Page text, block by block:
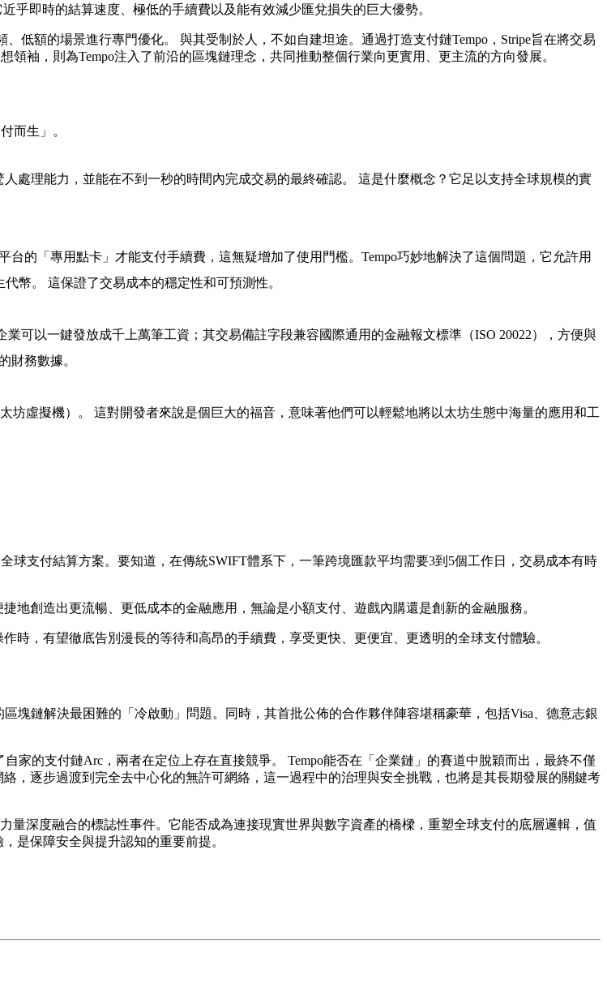
乎即時的結算速度、極低的手續費以及能有效減少匯兌損失的巨大優勢。
低額的場景進行專門優化。 與其受制於人，不如自建坦途。通過打造支付鏈Tempo，Stripe旨在將交易
袖，則為Tempo注入了前沿的區塊鏈理念，共同推動整個行業向更實用、更主流的方向發展。
而生」。
人處理能力，並能在不到一秒的時間內完成交易的最終確認。 這是什麼概念？它足以支持全球規模的實
台的「專用點卡」才能支付手續費，這無疑增加了使用門檻。Tempo巧妙地解決了這個問題，它允許用
幣。 這保證了交易成本的穩定性和可預測性。
業可以一鍵發放成千上萬筆工資；其交易備註字段兼容國際通用的金融報文標準（ISO 20022），方便與
財務數據。
坊虛擬機）。 這對開發者來說是個巨大的福音，意味著他們可以輕鬆地將以太坊生態中海量的應用和工
球支付結算方案。要知道，在傳統SWIFT體系下，一筆跨境匯款平均需要3到5個工作日，交易成本有時
地創造出更流暢、更低成本的金融應用，無論是小額支付、遊戲內購還是創新的金融服務。
，有望徹底告別漫長的等待和高昂的手續費，享受更快、更便宜、更透明的全球支付體驗。
塊鏈解決最困難的「冷啟動」問題。同時，其首批公佈的合作夥伴陣容堪稱豪華，包括Visa、德意志銀
家的支付鏈Arc，兩者在定位上存在直接競爭。 Tempo能否在「企業鏈」的賽道中脫穎而出，最終不僅
，逐步過渡到完全去中心化的無許可網絡，這一過程中的治理與安全挑戰，也將是其長期發展的關鍵考
力量深度融合的標誌性事件。它能否成為連接現實世界與數字資產的橋樑，重塑全球支付的底層邏輯，值
是保障安全與提升認知的重要前提。